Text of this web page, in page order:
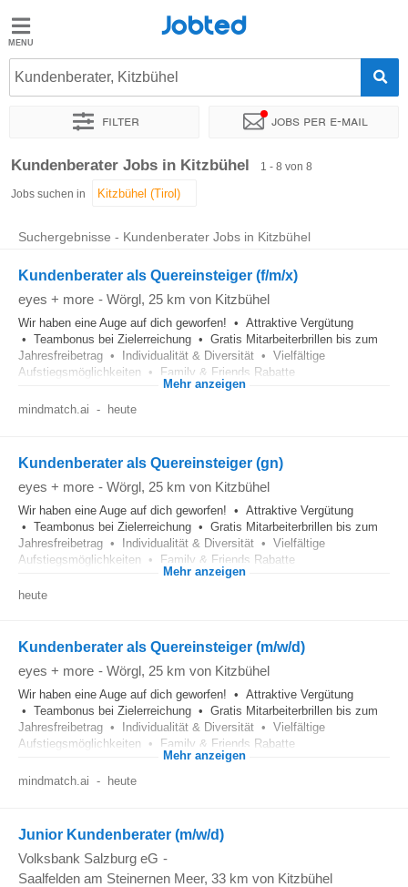
Jobted
Jobs
Jobted
Kundenberater, Kitzbühel
Filter Jobs per e-mail
Sortieren nach Genauer Standort
Kundenberater Jobs in Kitzbühel 1 - 8 von 8
Jobs suchen in
Suchergebnisse - Kundenberater Jobs in Kitzbühel
Kundenberater als Quereinsteiger (f/m/x)
eyes + more - Wörgl, 25 km von Kitzbühel
Wir haben eine Auge auf dich geworfen! • Attraktive Vergütung
• Teambonus bei Zielerreichung • Gratis Mitarbeiterbrillen bis zum
Jahresfreibetrag • Individualität & Diversität • Vielfältige
Aufstiegsmöglichkeiten • Family & Friends Rabatte
Mehr anzeigen
mindmatch.ai - heute
Kundenberater als Quereinsteiger (gn)
eyes + more - Wörgl, 25 km von Kitzbühel
Wir haben eine Auge auf dich geworfen! • Attraktive Vergütung
• Teambonus bei Zielerreichung • Gratis Mitarbeiterbrillen bis zum
Jahresfreibetrag • Individualität & Diversität • Vielfältige
Aufstiegsmöglichkeiten • Family & Friends Rabatte
Mehr anzeigen
heute
Kundenberater als Quereinsteiger (m/w/d)
eyes + more - Wörgl, 25 km von Kitzbühel
Wir haben eine Auge auf dich geworfen! • Attraktive Vergütung
• Teambonus bei Zielerreichung • Gratis Mitarbeiterbrillen bis zum
Jahresfreibetrag • Individualität & Diversität • Vielfältige
Aufstiegsmöglichkeiten • Family & Friends Rabatte
Mehr anzeigen
mindmatch.ai - heute
Junior Kundenberater (m/w/d)
Volksbank Salzburg eG -
Saalfelden am Steinernen Meer, 33 km von Kitzbühel